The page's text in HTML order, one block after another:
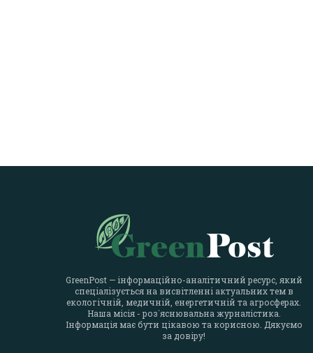
GreenPost — інформаційно-аналітичний ресурс, який
спеціалізується на висвітленні актуальних тем в
екологічній, медичній, енергетичній та агросферах.
Наша місія - роз`яснювальна журналістика.
Інформація має бути цікавою та корисною. Дякуємо
за довіру!